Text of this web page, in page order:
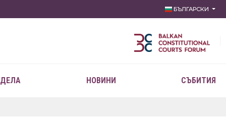
БЪЛГАРСКИ
НОВИНИ СЪБИТИЯ